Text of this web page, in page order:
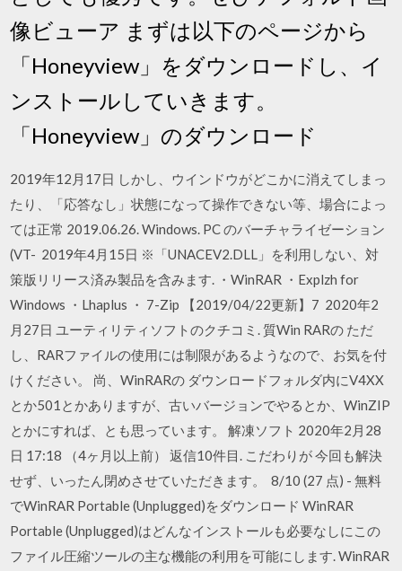
像ビューア まずは以下のページから
「Honeyview」をダウンロードし、イ
ンストールしていきます。
「Honeyview」のダウンロード
2019年12月17日 しかし、ウインドウがどこかに消えてしまっ
たり、「応答なし」状態になって操作できない等、場合によっ
ては正常 2019.06.26. Windows. PC のバーチャライゼーション
(VT- 2019年4月15日 ※「UNACEV2.DLL」を利用しない、対
策版リリース済み製品を含みます. ・WinRAR ・Explzh for
Windows ・Lhaplus ・ 7-Zip 【2019/04/22更新】7 2020年2
月27日 ユーティリティソフトのクチコミ. 質Win RARの ただ
し、RARファイルの使用には制限があるようなので、お気を付
けください。 尚、WinRARの ダウンロードフォルダ内にV4XX
とか501とかありますが、古いバージョンでやるとか、WinZIP
とかにすれば、とも思っています。 解凍ソフト 2020年2月28
日 17:18 （4ヶ月以上前） 返信10件目. こだわりが 今回も解決
せず、いったん閉めさせていただきます。
8/10 (27 点) - 無料
でWinRAR Portable (Unplugged)をダウンロード WinRAR
Portable (Unplugged)はどんなインストールも必要なしにこの
ファイル圧縮ツールの主な機能の利用を可能にします. WinRAR